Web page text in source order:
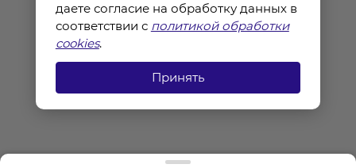
даете согласие на обработку данных в
соответствии с политикой обработки
cookies.
Принять